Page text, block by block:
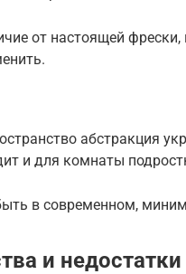
от настоящей
абстракция
и для комнаты
в современном,
и недостатки